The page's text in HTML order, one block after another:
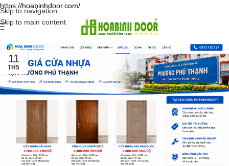
https://hoabinhdoor.com/
Skip to navigation
Skip to main content
11
TH5